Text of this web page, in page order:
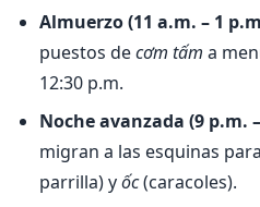
Almuerzo (11 a.m. – 1
puestos decơm tấm a
12:30 p.m.
Noche avanzada (9 p.m.
migran a las esquinas para
parrilla) yốc(caracoles).